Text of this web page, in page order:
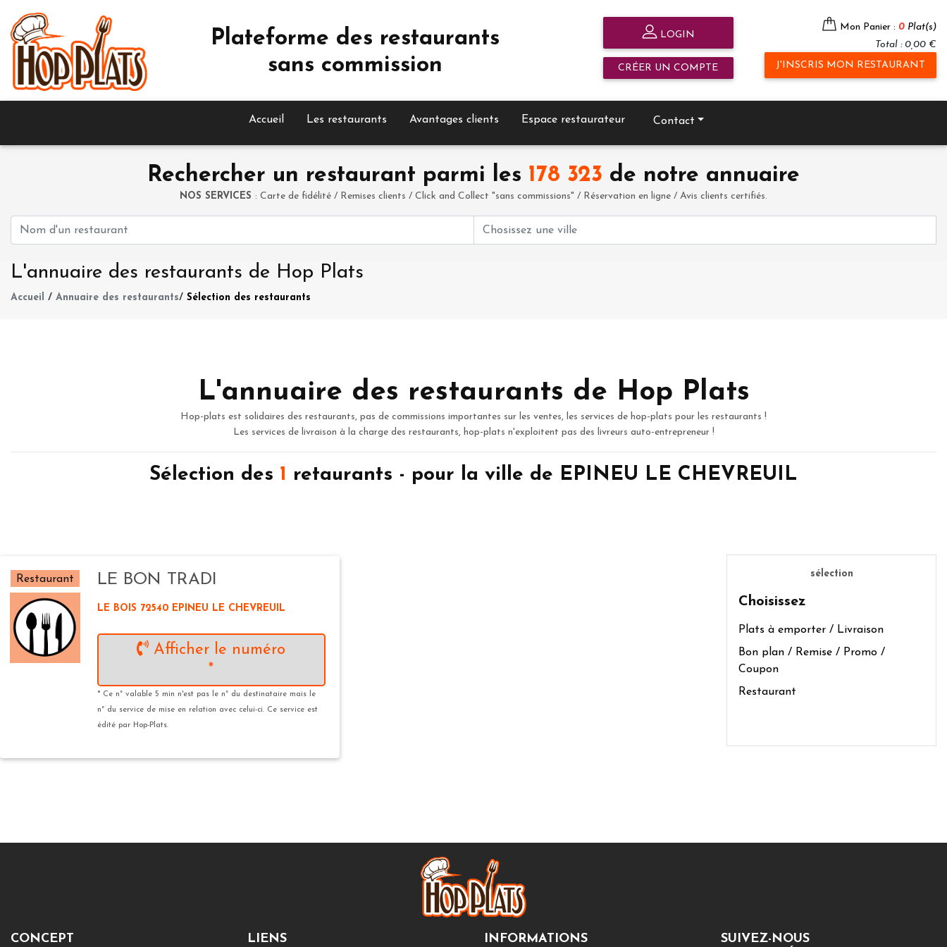
Plateforme des restaurants
sans commission
LOGIN
CRÉER UN COMPTE
Mon Panier : 0 Plat(s)
Total : 0,00 €
J'INSCRIS MON RESTAURANT
Accueil Les restaurants Avantages clients Espace restaurateur Contact
Rechercher un restaurant parmi les 178 323 de notre annuaire
NOS SERVICES : Carte de fidélité / Remises clients / Click and Collect "sans commissions" / Réservation en ligne / Avis clients certifiés.
L'annuaire des restaurants de Hop Plats
Accueil / Annuaire des restaurants/ Sélection des restaurants
L'annuaire des restaurants de Hop Plats
Hop-plats est solidaires des restaurants, pas de commissions importantes sur les ventes, les services de hop-plats pour les restaurants !
Les services de livraison à la charge des restaurants, hop-plats n'exploitent pas des livreurs auto-entrepreneur !
Sélection des 1 retaurants - pour la ville de EPINEU LE CHEVREUIL
Restaurant LE BON TRADI
LE BOIS 72540 EPINEU LE CHEVREUIL
Afficher le numéro
*
* Ce n° valable 5 min n'est pas le n° du destinataire mais le
n° du service de mise en relation avec celui-ci. Ce service est
édité par Hop-Plats.
sélection
Choisissez
Plats à emporter / Livraison
Bon plan / Remise / Promo /
Coupon
Restaurant
CONCEPT LIENS INFORMATIONS SUIVEZ-NOUS